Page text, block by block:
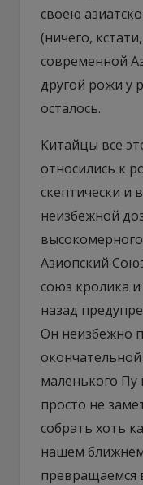
своею
(ничего,
современной
другой рожи у
осталось.
Китайцы все
относились к
скептически и
неизбежной
Азиопский
союз кролика
назад
Он неизбежно
маленького Пу
просто не
собрать хоть
нашем
превращаемся